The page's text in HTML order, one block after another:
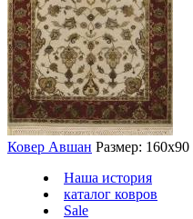
Ковер Авшан Размер: 160х90
Наша история
каталог ковров
Sale